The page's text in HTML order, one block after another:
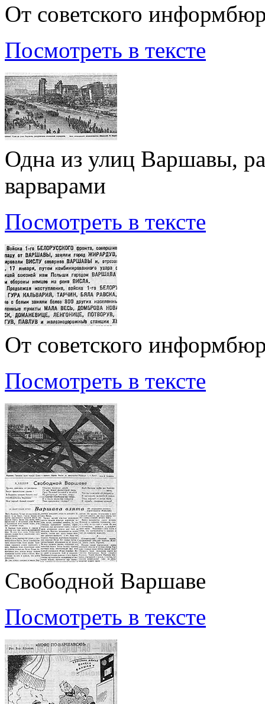
От советского
Посмотреть в тексте
Одна из улиц Варшавы,
варварами
Посмотреть в тексте
От советского
Посмотреть в тексте
Свободной Варшаве
Посмотреть в тексте